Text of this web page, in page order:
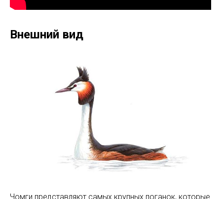
Внешний вид
Чомги представляют самых крупных поганок, которые